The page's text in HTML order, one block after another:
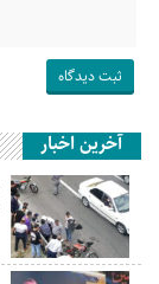
آخرین اخبار